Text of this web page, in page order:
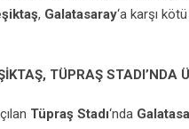
, Galatasaray‘a karşı
TÜPRAŞ STADI’NDA
Tüpraş Stadı‘nda